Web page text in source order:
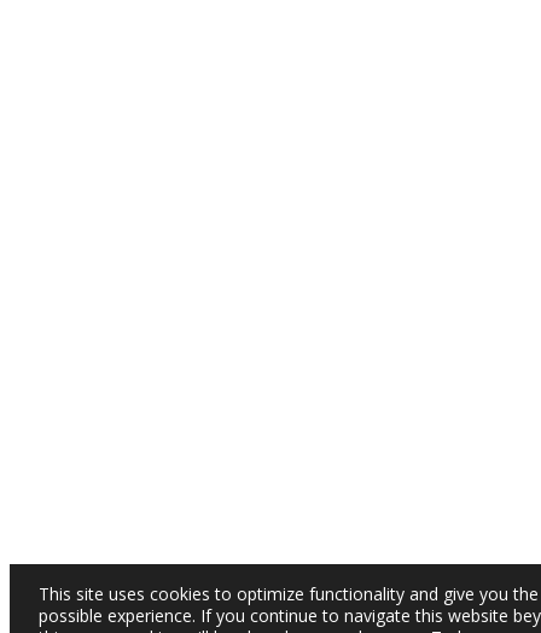
This site uses cookies to optimize functionality and give you
possible experience. If you continue to navigate this website